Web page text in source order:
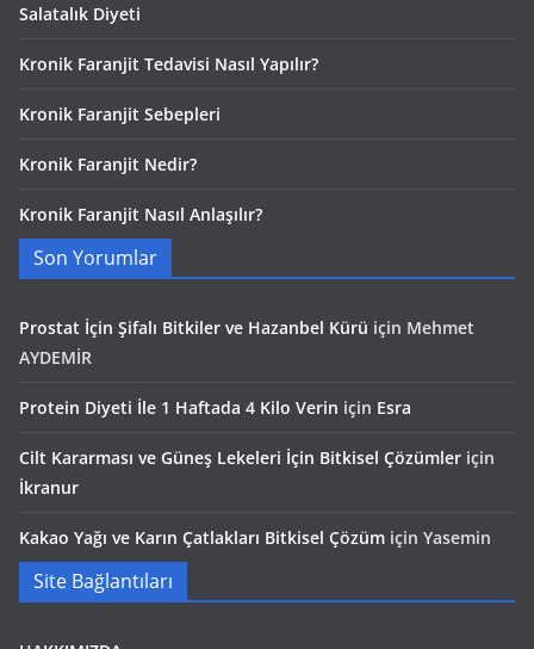
Salatalık Diyeti
Kronik Faranjit Tedavisi Nasıl Yapılır?
Kronik Faranjit Sebepleri
Kronik Faranjit Nedir?
Kronik Faranjit Nasıl Anlaşılır?
Son Yorumlar
Prostat İçin Şifalı Bitkiler ve Hazanbel Kürü için Mehmet
AYDEMİR
Protein Diyeti İle 1 Haftada 4 Kilo Verin için Esra
Cilt Kararması ve Güneş Lekeleri İçin Bitkisel Çözümler için
İkranur
Kakao Yağı ve Karın Çatlakları Bitkisel Çözüm için Yasemin
Site Bağlantıları